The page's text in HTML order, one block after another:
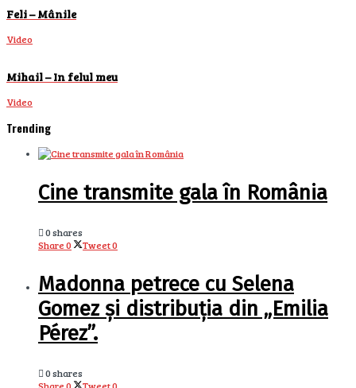
Feli – Mânile
Video
Mihail – In felul meu
Video
Trending
Cine transmite gala în România
0 shares
Share0 Tweet0
Madonna petrece cu Selena
Gomez și distribuția din „Emilia
Pérez”.
0 shares
Share0 Tweet0